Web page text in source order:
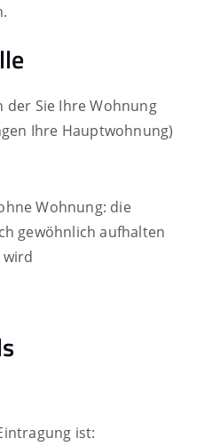
der Sie Ihre Wohnung
Ihre Hauptwohnung)
Wohnung: die
gewöhnlich aufhalten
ist: